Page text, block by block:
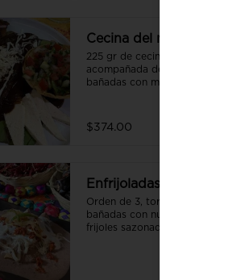
Cecina del mercado
225 gr de cecina enchilada asada
acompañada de 2 enmoladas
bañadas con mole negro y
$374.00
Enfrijoladas
Orden de 3, tortilla normal,
bañadas con nuestra receta de
frijoles sazonados con especias